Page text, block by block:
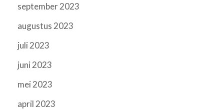
september 2023
augustus 2023
juli 2023
juni 2023
mei 2023
april 2023